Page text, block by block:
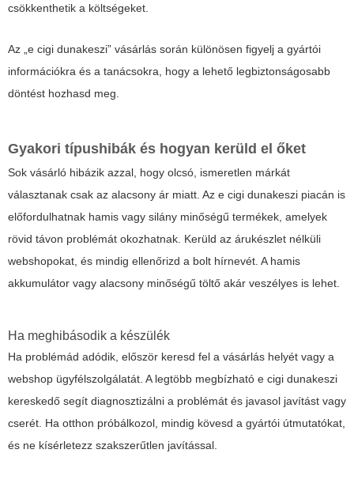
csökkenthetik a költségeket.
Az „e cigi dunakeszi” vásárlás során különösen figyelj a gyártói
információkra és a tanácsokra, hogy a lehető legbiztonságosabb
döntést hozhasd meg.
Gyakori típushibák és hogyan kerüld el őket
Sok vásárló hibázik azzal, hogy olcsó, ismeretlen márkát
választanak csak az alacsony ár miatt. Az e cigi dunakeszi piacán is
előfordulhatnak hamis vagy silány minőségű termékek, amelyek
rövid távon problémát okozhatnak. Kerüld az árukészlet nélküli
webshopokat, és mindig ellenőrizd a bolt hírnevét. A hamis
akkumulátor vagy alacsony minőségű töltő akár veszélyes is lehet.
Ha meghibásodik a készülék
Ha problémád adódik, először keresd fel a vásárlás helyét vagy a
webshop ügyfélszolgálatát. A legtöbb megbízható e cigi dunakeszi
kereskedő segít diagnosztizálni a problémát és javasol javítást vagy
cserét. Ha otthon próbálkozol, mindig kövesd a gyártói útmutatókat,
és ne kísérletezz szakszerűtlen javítással.